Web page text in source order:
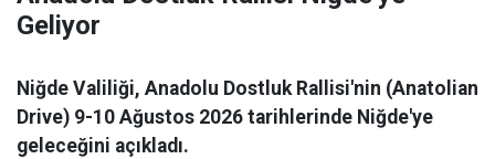
Geliyor
Niğde Valiliği, Anadolu Dostluk Rallisi'nin (Anatolian
Drive) 9-10 Ağustos 2026 tarihlerinde Niğde'ye
geleceğini açıkladı.